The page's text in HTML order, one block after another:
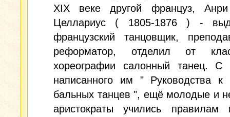
XIX веке другой француз, Анри
Целлариус ( 1805-1876 ) -
французский танцовщик,
реформатор, отделил от
хореографии салонный танец. С
написанного им " Руководства к
бальных танцев ", ещё молодые и
аристократы учились правилам